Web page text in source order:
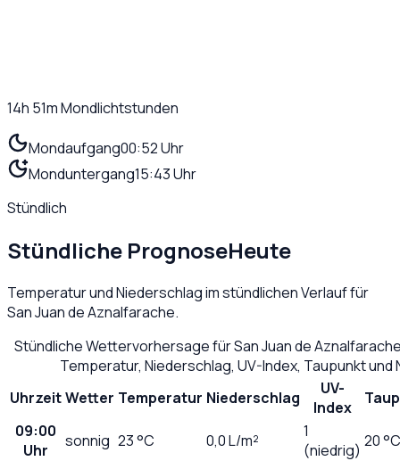
14h 51mMondlichtstunden
Mondaufgang00:52 Uhr
Monduntergang15:43 Uhr
Stündlich
Stündliche PrognoseHeute
Temperatur und Niederschlag im stündlichen Verlauf für
San Juan de Aznalfarache.
Stündliche Wettervorhersage fürSan Juan de
Temperatur, Niederschlag, UV-Index, Taupunkt und
UhrzeitWetter Temperatur Niederschlag
UV-
Index
09:00
Uhr
sonnig 23°C 0,0L/m²
1
(niedrig) 20 °C